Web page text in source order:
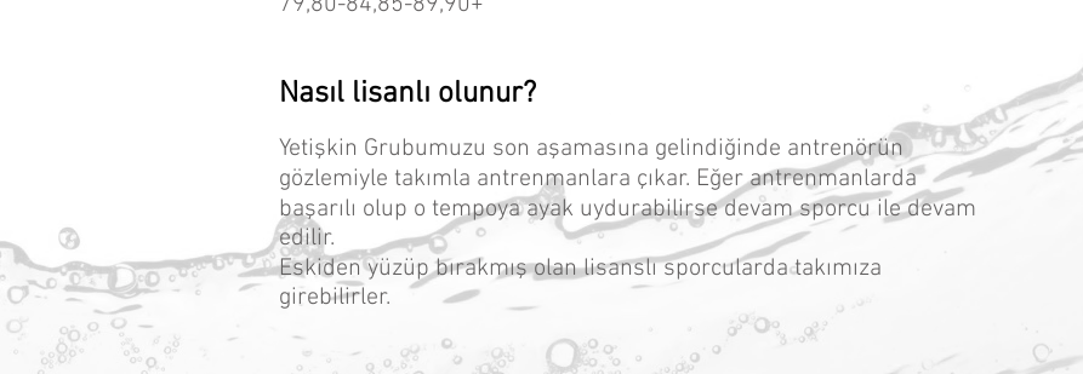
Nasıl lisanlı olunur?
Yetişkin Grubumuzu son aşamasına gelindiğinde antrenörün
gözlemiyle takımla antrenmanlara çıkar. Eğer antrenmanlarda
başarılı olup o tempoya ayak uydurabilirse devam sporcu ile devam
edilir.
Eskiden yüzüp bırakmış olan lisanslı sporcularda takımıza
girebilirler.